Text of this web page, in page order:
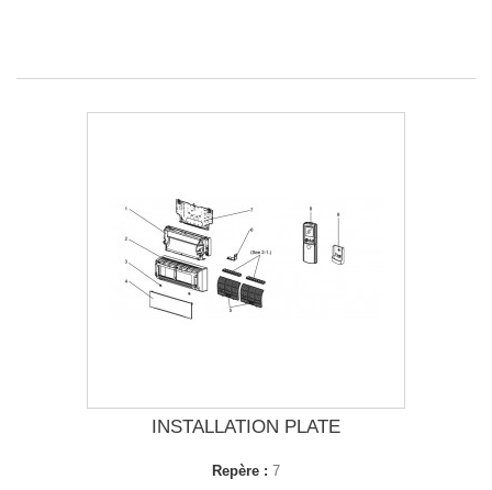
INSTALLATION PLATE
Repère : 7